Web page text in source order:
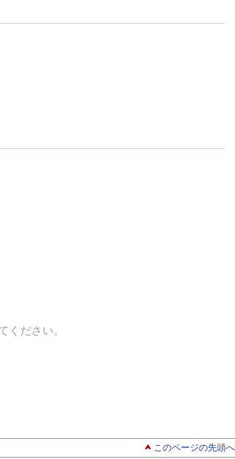
ください。
このページの先頭へ